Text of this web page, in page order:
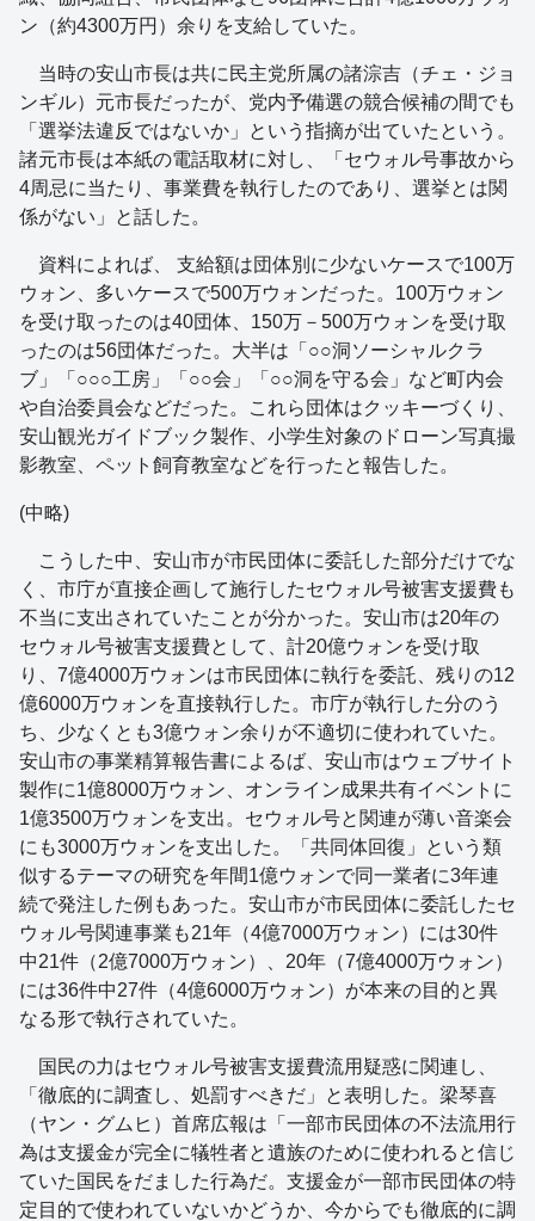
ン（約4300万円）余りを支給していた。
当時の安山市長は共に民主党所属の諸淙吉（チェ・ジョ
ンギル）元市長だったが、党内予備選の競合候補の間でも
「選挙法違反ではないか」という指摘が出ていたという。
諸元市長は本紙の電話取材に対し、「セウォル号事故から
4周忌に当たり、事業費を執行したのであり、選挙とは関
係がない」と話した。
資料によれば、 支給額は団体別に少ないケースで100万
ウォン、多いケースで500万ウォンだった。100万ウォン
を受け取ったのは40団体、150万－500万ウォンを受け取
ったのは56団体だった。大半は「○○洞ソーシャルクラ
ブ」「○○○工房」「○○会」「○○洞を守る会」など町内会
や自治委員会などだった。これら団体はクッキーづくり、
安山観光ガイドブック製作、小学生対象のドローン写真撮
影教室、ペット飼育教室などを行ったと報告した。
(中略)
こうした中、安山市が市民団体に委託した部分だけでな
く、市庁が直接企画して施行したセウォル号被害支援費も
不当に支出されていたことが分かった。安山市は20年の
セウォル号被害支援費として、計20億ウォンを受け取
り、7億4000万ウォンは市民団体に執行を委託、残りの12
億6000万ウォンを直接執行した。市庁が執行した分のう
ち、少なくとも3億ウォン余りが不適切に使われていた。
安山市の事業精算報告書によるば、安山市はウェブサイト
製作に1億8000万ウォン、オンライン成果共有イベントに
1億3500万ウォンを支出。セウォル号と関連が薄い音楽会
にも3000万ウォンを支出した。「共同体回復」という類
似するテーマの研究を年間1億ウォンで同一業者に3年連
続で発注した例もあった。安山市が市民団体に委託したセ
ウォル号関連事業も21年（4億7000万ウォン）には30件
中21件（2億7000万ウォン）、20年（7億4000万ウォン）
には36件中27件（4億6000万ウォン）が本来の目的と異
なる形で執行されていた。
国民の力はセウォル号被害支援費流用疑惑に関連し、
「徹底的に調査し、処罰すべきだ」と表明した。梁琴喜
（ヤン・グムヒ）首席広報は「一部市民団体の不法流用行
為は支援金が完全に犠牲者と遺族のために使われると信じ
ていた国民をだました行為だ。支援金が一部市民団体の特
定目的で使われていないかどうか、今からでも徹底的に調